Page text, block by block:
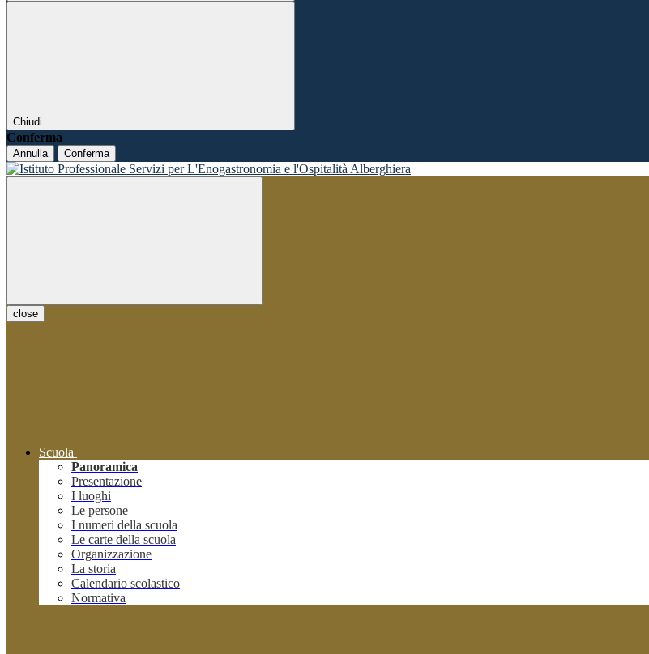
Chiudi
Conferma
Annulla Conferma
close
Scuola
Panoramica
Presentazione
I luoghi
Le persone
I numeri della scuola
Le carte della scuola
Organizzazione
La storia
Calendario scolastico
Normativa